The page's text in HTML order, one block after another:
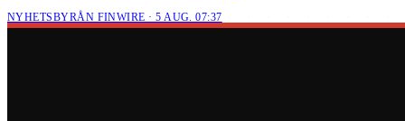
NYHETSBYRÅN FINWIRE · 5 AUG. 07:37